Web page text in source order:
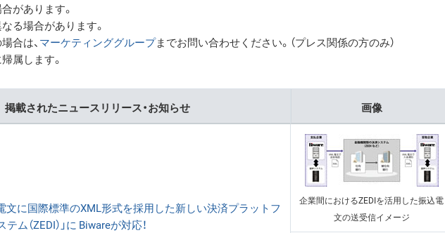
があります。
る場合があります。
合は、マーケティンググループまでお問い合わせください。（プレス関係の方のみ）
属します。
掲載されたニュースリリース・お知らせ 画像
文に国際標準のXML形式を採用した新しい決済プラットフ
ム（ZEDI）」に Biwareが対応！
企業間におけるZEDIを活用した振込電
文の送受信イメージ